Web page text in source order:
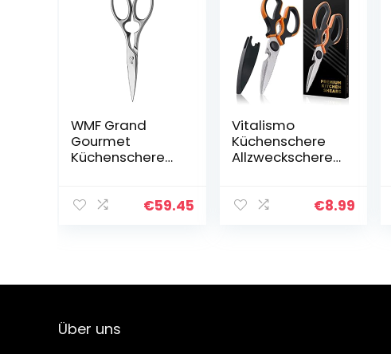
WMF Grand
Gourmet
Küchenschere
Schraubverschlu
Edelstahl
€59.45
Vitalismo
Küchenschere
Allzweckschere
Haushaltsscher
mit
€8.99
Über uns